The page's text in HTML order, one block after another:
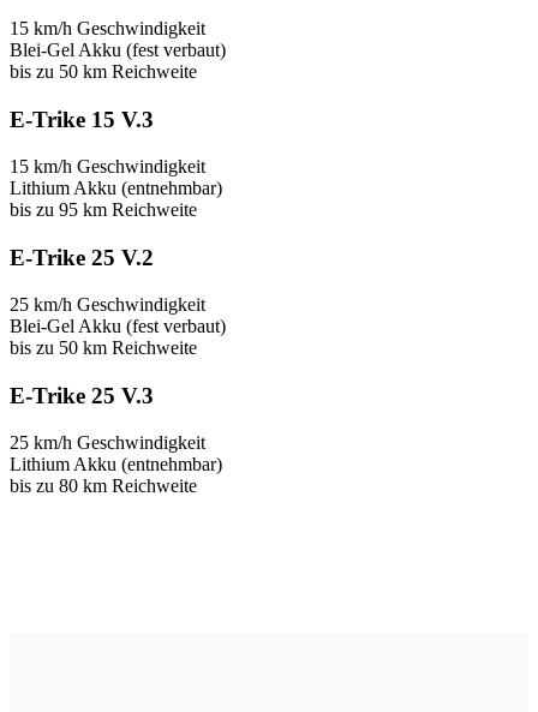
15 km/h Geschwindigkeit
Blei-Gel Akku (fest verbaut)
bis zu 50 km Reichweite
E-Trike 15 V.3
15 km/h Geschwindigkeit
Lithium Akku (entnehmbar)
bis zu 95 km Reichweite
E-Trike 25 V.2
25 km/h Geschwindigkeit
Blei-Gel Akku (fest verbaut)
bis zu 50 km Reichweite
E-Trike 25 V.3
25 km/h Geschwindigkeit
Lithium Akku (entnehmbar)
bis zu 80 km Reichweite